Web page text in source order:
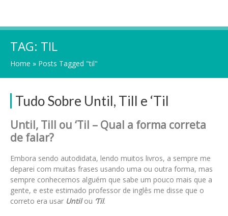
TAG: TIL
Home » Posts Tagged "til"
Tudo Sobre Until, Till e ‘Til
Until, Till ou ‘Til – Qual a forma correta
de falar?
Embora sendo autodidata, lendo muitos livros, a sempre me
deparei com muitas frases usando uma ou outra forma, mas
sempre conhecemos alguém que sabe um pouco mais que a
gente, e este estimado professor de inglês me disse que o
correto era usar Untilou ‘Til.